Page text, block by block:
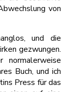
von
und die
gezwungen.
Buch, und ich
Press für das